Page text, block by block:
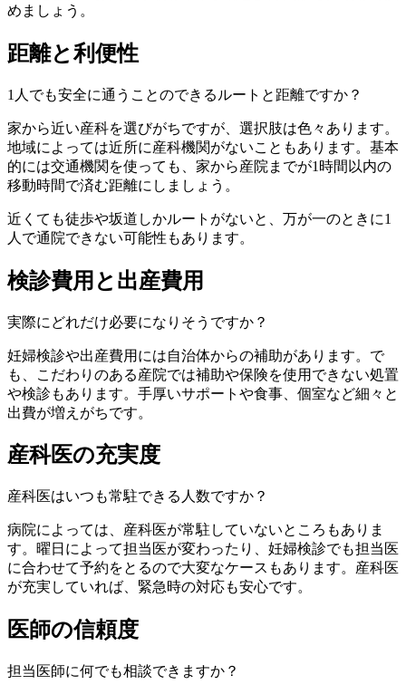
めましょう。
距離と利便性
1人でも安全に通うことのできるルートと距離ですか？
家から近い産科を選びがちですが、選択肢は色々あります。
地域によっては近所に産科機関がないこともあります。基本
的には交通機関を使っても、家から産院までが1時間以内の
移動時間で済む距離にしましょう。
近くても徒歩や坂道しかルートがないと、万が一のときに1
人で通院できない可能性もあります。
検診費用と出産費用
実際にどれだけ必要になりそうですか？
妊婦検診や出産費用には自治体からの補助があります。で
も、こだわりのある産院では補助や保険を使用できない処置
や検診もあります。手厚いサポートや食事、個室など細々と
出費が増えがちです。
産科医の充実度
産科医はいつも常駐できる人数ですか？
病院によっては、産科医が常駐していないところもありま
す。曜日によって担当医が変わったり、妊婦検診でも担当医
に合わせて予約をとるので大変なケースもあります。産科医
が充実していれば、緊急時の対応も安心です。
医師の信頼度
担当医師に何でも相談できますか？